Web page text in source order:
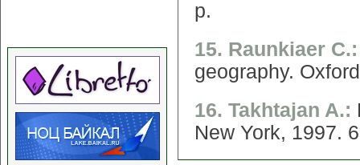
p.
15. Raunkiaer
geography.
16. Takhtajan A.:
New York, 1997.